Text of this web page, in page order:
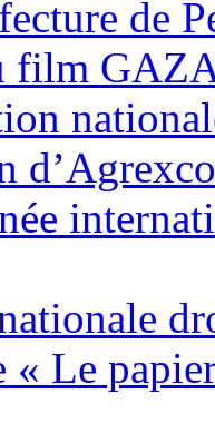
de
film
d’Agrexco
« Le